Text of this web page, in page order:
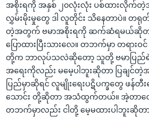
အစိုးရကို အနှစ် ၂၀လုံးလုံး ပစ်ထားလို
လွှမ်းမိုးမှုတွေ ဒါ လူတိုင်း သိနေတာပဲ။ တရု
တဲ့အတွက် ဗမာအစိုးရကို ဆက်ဆံရမယ်ဆိုတာ
ပြောထားပြီးသားလေ။ တဘက်မှာ တရားဝ
တို့က ဘာလုပ်သလဲဆိုတော့ သူတို့ ဗမာပြည်
အရေးကိုလည်း မမေ့ပါဘူးဆိုတာ ပြချင်တဲ့
ပြည်မှာဆိုရင် လူမျိုးရေးပဋိပက္ခတွေ ဖန်တီး
သောင်း တို့ဆိုတာ အသံထွက်တယ်။ အဲ့တာတွ
တဘက်မှာလည်း ငါတို့ မေ့မထားပါဘူးဆို